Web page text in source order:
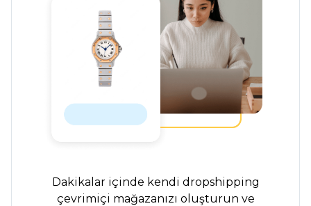
Dakikalar içinde kendi dropshipping
çevrimiçi mağazanızı oluşturun ve